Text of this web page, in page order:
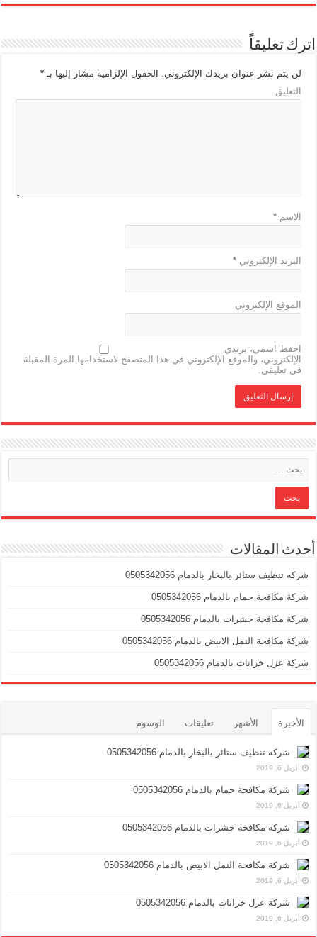
اترك تعليقاً
لن يتم نشر عنوان بريدك الإلكتروني. الحقول الإلزامية مشار إليها بـ*
التعليق
الاسم*
البريد الإلكتروني*
الموقع الإلكتروني
احفظ اسمي، بريدي
الإلكتروني، والموقع الإلكتروني في هذا المتصفح لاستخدامها المرة المقبلة
في تعليقي.
أحدث المقالات
شركه تنظيف ستائر بالبخار بالدمام 0505342056
شركة مكافحة حمام بالدمام 0505342056
شركة مكافحة حشرات بالدمام 0505342056
شركة مكافحة النمل الابيض بالدمام 0505342056
شركة عزل خزانات بالدمام 0505342056
الأخيرة الأشهر تعليقات الوسوم
شركه تنظيف ستائر بالبخار بالدمام 0505342056
أبريل 6, 2019
شركة مكافحة حمام بالدمام 0505342056
أبريل 6, 2019
شركة مكافحة حشرات بالدمام 0505342056
أبريل 6, 2019
شركة مكافحة النمل الابيض بالدمام 0505342056
أبريل 6, 2019
شركة عزل خزانات بالدمام 0505342056
أبريل 6, 2019